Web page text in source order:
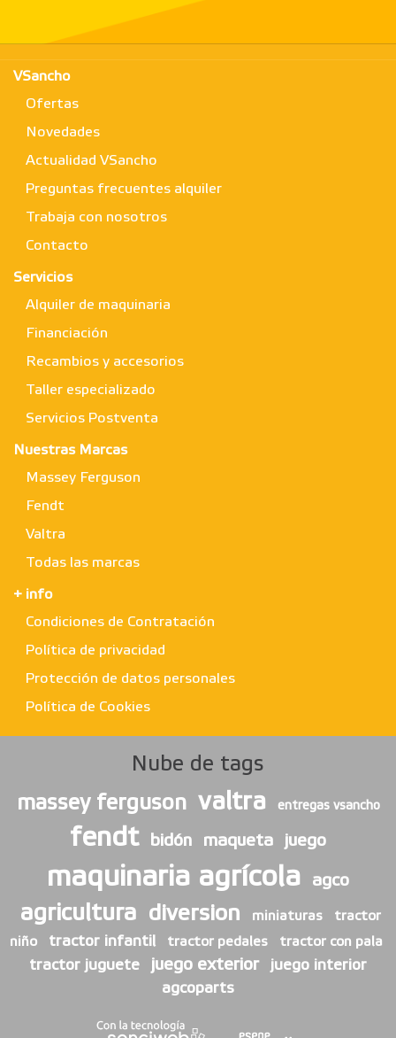
VSancho
Ofertas
Novedades
Actualidad VSancho
Preguntas frecuentes alquiler
Trabaja con nosotros
Contacto
Servicios
Alquiler de maquinaria
Financiación
Recambios y accesorios
Taller especializado
Servicios Postventa
Nuestras Marcas
Massey Ferguson
Fendt
Valtra
Todas las marcas
+ info
Condiciones de Contratación
Política de privacidad
Protección de datos personales
Política de Cookies
Nube de tags
massey ferguson
valtra entregas vsancho
fendt bidón maqueta juego
maquinaria agrícola agco
agricultura diversion miniaturas tractor
niño tractor infantil tractor pedales tractor con pala
tractor juguete juego exterior
juego interior
agcoparts